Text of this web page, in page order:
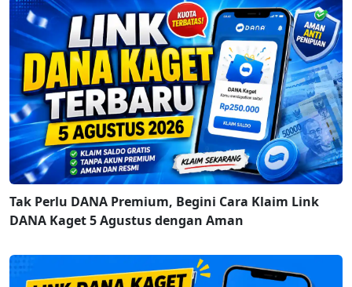
Tak Perlu DANA Premium, Begini Cara Klaim Link
DANA Kaget 5 Agustus dengan Aman